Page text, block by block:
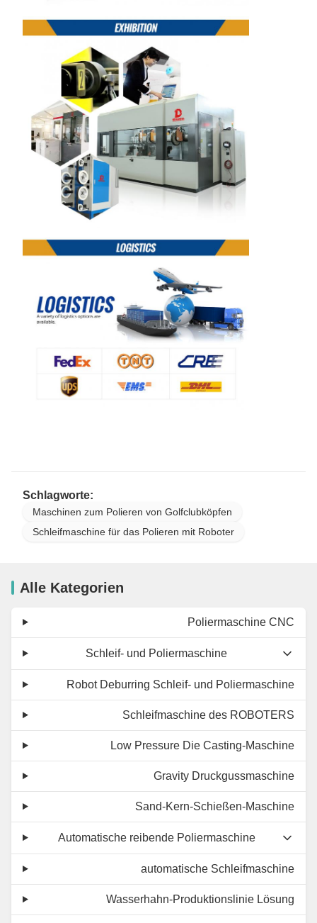
Schlagworte:
Maschinen zum Polieren von Golfclubköpfen
Schleifmaschine für das Polieren mit Roboter
Alle Kategorien
Poliermaschine CNC
Schleif- und Poliermaschine
Robot Deburring Schleif- und Poliermaschine
Schleifmaschine des ROBOTERS
Low Pressure Die Casting-Maschine
Gravity Druckgussmaschine
Sand-Kern-Schießen-Maschine
Automatische reibende Poliermaschine
automatische Schleifmaschine
Wasserhahn-Produktionslinie Lösung